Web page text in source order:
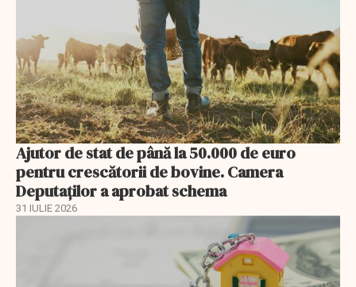
Ajutor de stat de până la 50.000 de euro
pentru crescătorii de bovine. Camera
Deputaților a aprobat schema
31 IULIE 2026